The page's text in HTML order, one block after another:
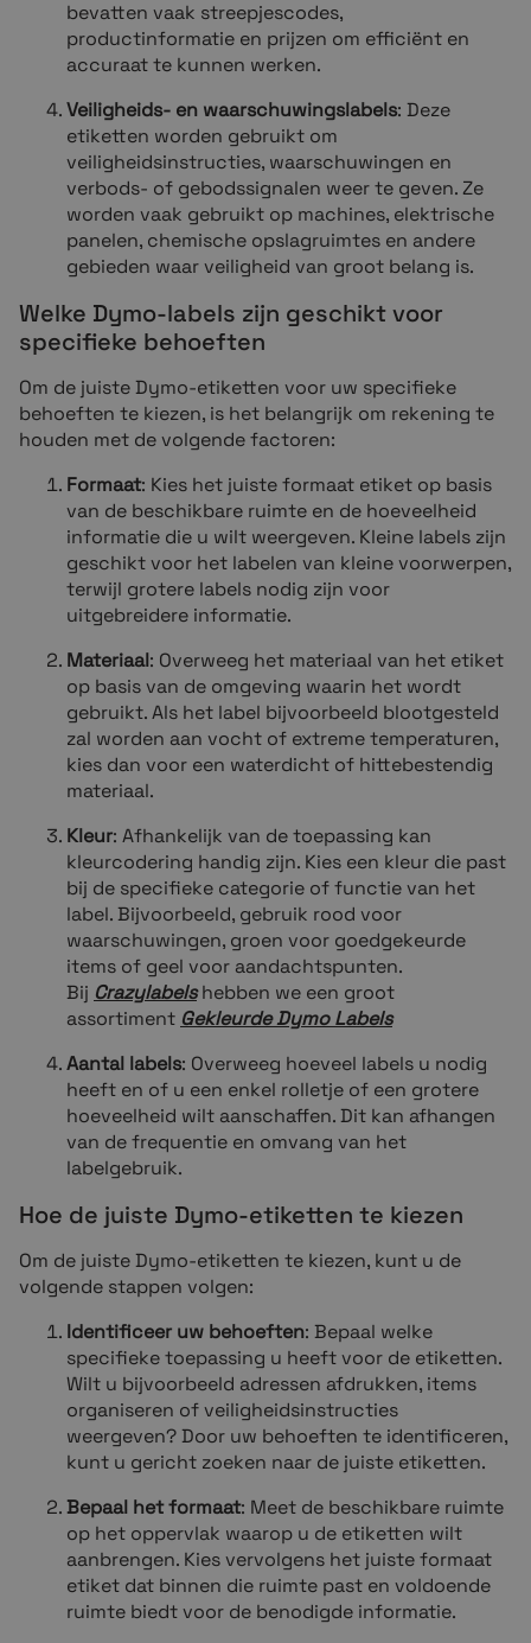
bevatten vaak streepjescodes,
productinformatie en prijzen om efficiënt en
accuraat te kunnen werken.
Veiligheids- en waarschuwingslabels: Deze
etiketten worden gebruikt om
veiligheidsinstructies, waarschuwingen en
verbods- of gebodssignalen weer te geven. Ze
worden vaak gebruikt op machines, elektrische
panelen, chemische opslagruimtes en andere
gebieden waar veiligheid van groot belang is.
Welke Dymo-labels zijn geschikt voor
specifieke behoeften
Om de juiste Dymo-etiketten voor uw specifieke
behoeften te kiezen, is het belangrijk om rekening te
houden met de volgende factoren:
Formaat: Kies het juiste formaat etiket op basis
van de beschikbare ruimte en de hoeveelheid
informatie die u wilt weergeven. Kleine labels zijn
geschikt voor het labelen van kleine voorwerpen,
terwijl grotere labels nodig zijn voor
uitgebreidere informatie.
Materiaal: Overweeg het materiaal van het etiket
op basis van de omgeving waarin het wordt
gebruikt. Als het label bijvoorbeeld blootgesteld
zal worden aan vocht of extreme temperaturen,
kies dan voor een waterdicht of hittebestendig
materiaal.
Kleur: Afhankelijk van de toepassing kan
kleurcodering handig zijn. Kies een kleur die past
bij de specifieke categorie of functie van het
label. Bijvoorbeeld, gebruik rood voor
waarschuwingen, groen voor goedgekeurde
items of geel voor aandachtspunten.
Bij Crazylabelshebben we een groot
assortiment Gekleurde Dymo Labels
Aantal labels: Overweeg hoeveel labels u nodig
heeft en of u een enkel rolletje of een grotere
hoeveelheid wilt aanschaffen. Dit kan afhangen
van de frequentie en omvang van het
labelgebruik.
Hoe de juiste Dymo-etiketten te kiezen
Om de juiste Dymo-etiketten te kiezen, kunt u de
volgende stappen volgen:
Identificeer uw behoeften: Bepaal welke
specifieke toepassing u heeft voor de etiketten.
Wilt u bijvoorbeeld adressen afdrukken, items
organiseren of veiligheidsinstructies
weergeven? Door uw behoeften te identificeren,
kunt u gericht zoeken naar de juiste etiketten.
Bepaal het formaat: Meet de beschikbare ruimte
op het oppervlak waarop u de etiketten wilt
aanbrengen. Kies vervolgens het juiste formaat
etiket dat binnen die ruimte past en voldoende
ruimte biedt voor de benodigde informatie.